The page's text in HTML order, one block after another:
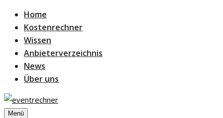
Home
Kostenrechner
Wissen
Anbieterverzeichnis
News
Über uns
Menü